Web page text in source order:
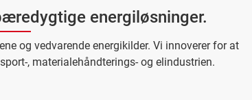
højtryksbrintlogistik og
brændselscellesystemer.energiløsninger.
og vedvarende energikilder. Vi innoverer for at
, materialehåndterings- og elindustrien.